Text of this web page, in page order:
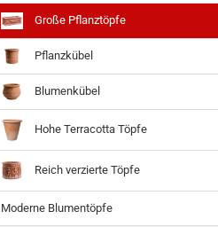
Große Pflanztöpfe
Pflanzkübel
Blumenkübel
Hohe Terracotta Töpfe
Reich verzierte Töpfe
Moderne Blumentöpfe